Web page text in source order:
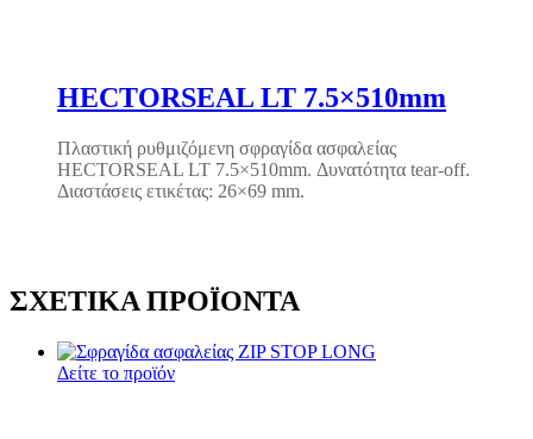
HECTORSEAL LT 7.5×510mm
Πλαστική ρυθμιζόμενη σφραγίδα ασφαλείας
HECTORSEAL LT 7.5×510mm. Δυνατότητα tear-off.
Διαστάσεις ετικέτας: 26×69 mm.
ΣΧΕΤΙΚΆ ΠΡΟΪΌΝΤΑ
Δείτε το προϊόν